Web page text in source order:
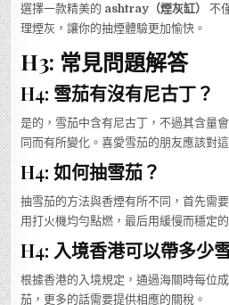
選擇一款精美的 ashtray（煙灰缸）
不
理煙灰，讓你的抽煙體驗更加愉快。
H3: 常見問題解答
H4: 雪茄有沒有尼古丁？
是的，雪茄中含有尼古丁，不過其含量
同而有所變化。喜愛雪茄的朋友應該對
H4: 如何抽雪茄？
抽雪茄的方法與香煙有所不同，首先需
用打火機均勻點燃，最后用緩慢而穩定
H4: 入境香港可以帶多少
根據香港的入境規定，通過海關時每位
茄，更多的話需要提供相應的關稅。